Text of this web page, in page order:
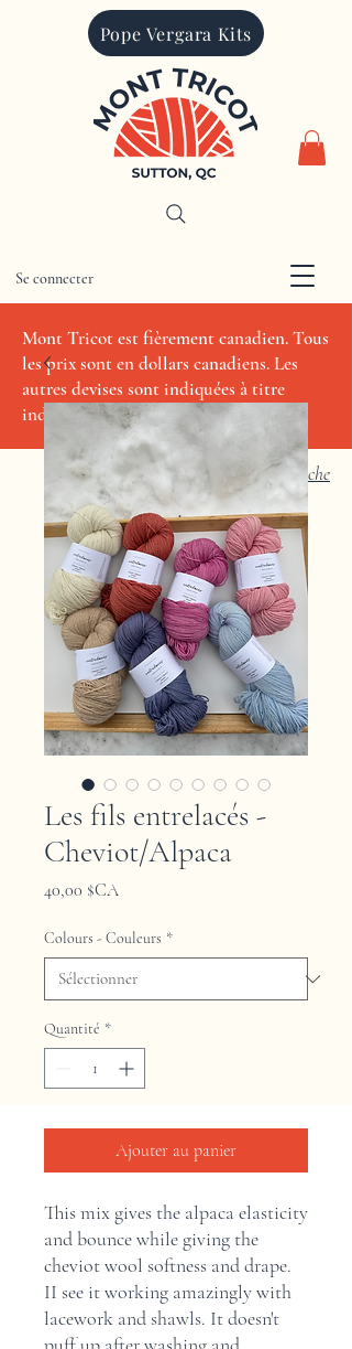
Pope Vergara Kits
CAD (C$)
Mont Tricot est fièrement canadien. Tous
les prix sont en dollars canadiens. Les
autres devises sont indiquées à titre
indicatif seulement.
Se connecter
Recherche
Les fils entrelacés -
Cheviot/Alpaca
40,00 $CAPrix
Colours - Couleurs *
Quantité *
Ajouter au panier
This mix gives the alpaca elasticity
and bounce while giving the
cheviot wool softness and drape.
II see it working amazingly with
lacework and shawls. It doesn't